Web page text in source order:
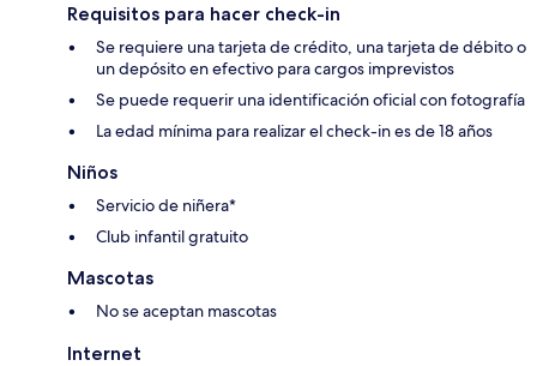
Requisitos para hacer check-in
Se requiere una tarjeta de crédito, una tarjeta de débito o
un depósito en efectivo para cargos imprevistos
Se puede requerir una identificación oficial con fotografía
La edad mínima para realizar el check-in es de 18 años
Niños
Servicio de niñera*
Club infantil gratuito
Mascotas
No se aceptan mascotas
Internet